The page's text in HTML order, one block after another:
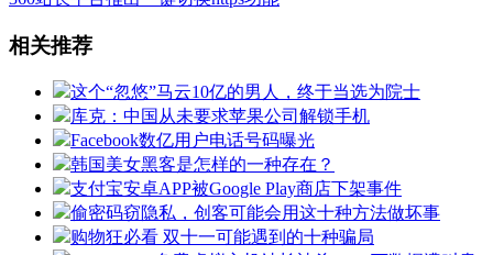
相关推荐
这个“忽悠”马云10亿的男人，终于当选为院士
库克：中国从未要求苹果公司解锁手机
Facebook数亿用户电话号码曝光
韩国美女黑客是怎样的一种存在？
支付宝安卓APP被Google Play商店下架事件
偷密码窃隐私，创客可能会用这十种方法做坏事
购物狂必看 双十一可能遇到的十种骗局